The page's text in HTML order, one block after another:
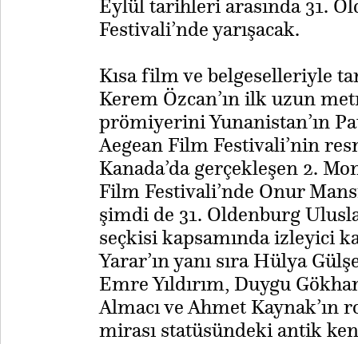
Eylül tarihleri arasında 31.
Festivali’nde yarışacak.
Kısa film ve belgeselleriyle
Kerem Özcan’ın ilk uzun
prömiyerini Yunanistan’ın
Aegean Film Festivali’nin
Kanada’da gerçekleşen 2.
Film Festivali’nde Onur
şimdi de 31. Oldenburg
seçkisi kapsamında izleyici
Yarar’ın yanı sıra Hülya
Emre Yıldırım, Duygu
Almacı ve Ahmet Kaynak’ın
mirası statüsündeki antik